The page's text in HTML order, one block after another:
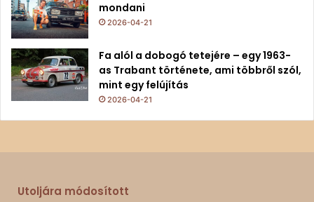
mondani
2026-04-21
Fa alól a dobogó tetejére – egy 1963-
as Trabant története, ami többről szól,
mint egy felújítás
2026-04-21
Utoljára módosított